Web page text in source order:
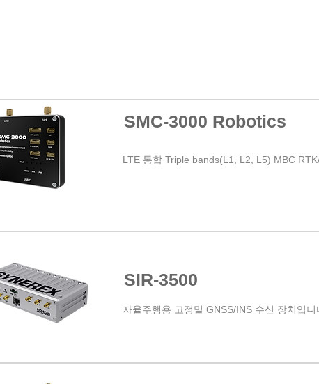
SMC-3000 Robotics
LTE 통합 Triple bands(L1, L2, L5) MBC
SIR-3500
자율주행용 고정밀 GNSS/INS 수신 장치입니